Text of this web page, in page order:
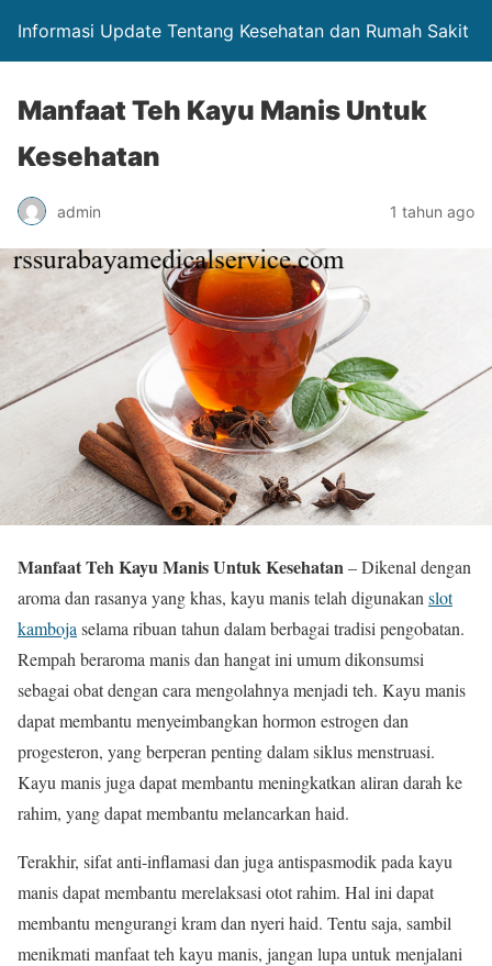
Informasi Update Tentang Kesehatan dan Rumah Sakit
Manfaat Teh Kayu Manis Untuk
Kesehatan
admin 1 tahun ago
Manfaat Teh Kayu Manis Untuk Kesehatan– Dikenal dengan
aroma dan rasanya yang khas, kayu manis telah digunakan slot
kamboja selama ribuan tahun dalam berbagai tradisi pengobatan.
Rempah beraroma manis dan hangat ini umum dikonsumsi
sebagai obat dengan cara mengolahnya menjadi teh. Kayu manis
dapat membantu menyeimbangkan hormon estrogen dan
progesteron, yang berperan penting dalam siklus menstruasi.
Kayu manis juga dapat membantu meningkatkan aliran darah ke
rahim, yang dapat membantu melancarkan haid.
Terakhir, sifat anti-inflamasi dan juga antispasmodik pada kayu
manis dapat membantu merelaksasi otot rahim. Hal ini dapat
membantu mengurangi kram dan nyeri haid. Tentu saja, sambil
menikmati manfaat teh kayu manis, jangan lupa untuk menjalani